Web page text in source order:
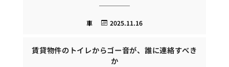
2025.11.16
車
賃貸物件のトイレからゴー音が、誰に連絡すべき
か